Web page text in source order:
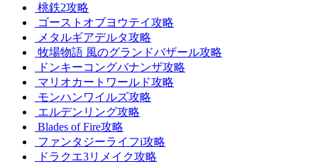
桃鉄2攻略
ゴーストオブヨウテイ攻略
メタルギアデルタ攻略
牧場物語 風のグランドバザール攻略
ドンキーコングバナンザ攻略
マリオカートワールド攻略
モンハンワイルズ攻略
エルデンリング攻略
Blades of Fire攻略
ファンタジーライフi攻略
ドラクエ3リメイク攻略